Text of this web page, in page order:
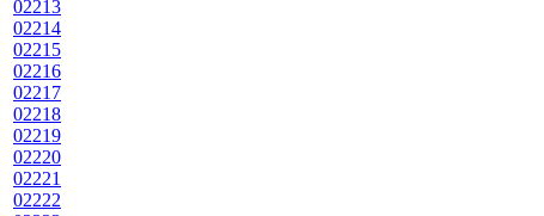
02213
02214
02215
02216
02217
02218
02219
02220
02221
02222